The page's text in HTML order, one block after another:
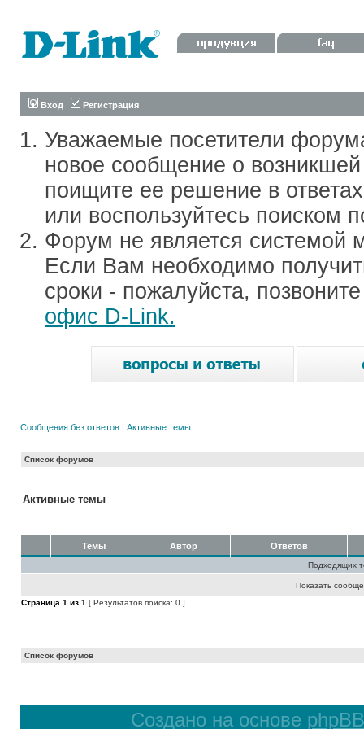
Вход Регистрация
Уважаемые посетители
новое сообщение о
поищите ее решение в
или воспользуйтесь поиском
Форум не является системой
Если Вам необходимо
сроки - пожалуйста,
офис D-Link.
Сообщения без ответов | Активные темы
Список форумов
Активные темы
Темы Автор Ответов
Подходящих
Показать
Страница 1 из 1 [ Результатов поиска: 0 ]
Список форумов
Создано на основе phpBB